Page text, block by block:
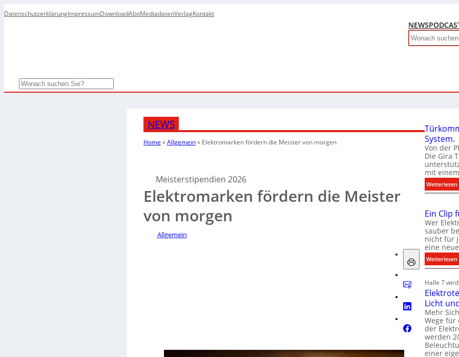
DatenschutzerklärungImpressumDownloadAboMediadatenVerlagKontakt
NEWS
Search
Search
NEWS
Home »Allgemein» Elektromarken fördern die Meister von morgen
Meisterstipendien 2026
Elektromarken fördern die Meister
von morgen
Allgemein
System.
Von der
Die Gira
mit
Weiterlesen:
r
u
i
k
t
i
Ein Clip
Wer
sauber
nicht für
eine
Weiterlesen:
l
i
f
Halle 7
Licht
Mehr
Wege für
der
werden
einer